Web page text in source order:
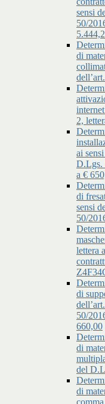
sensi
50/
di
2,
ai
D.Lgs.
a €
di
sensi
50/
lettera
di
50/
660,00
di
del
di